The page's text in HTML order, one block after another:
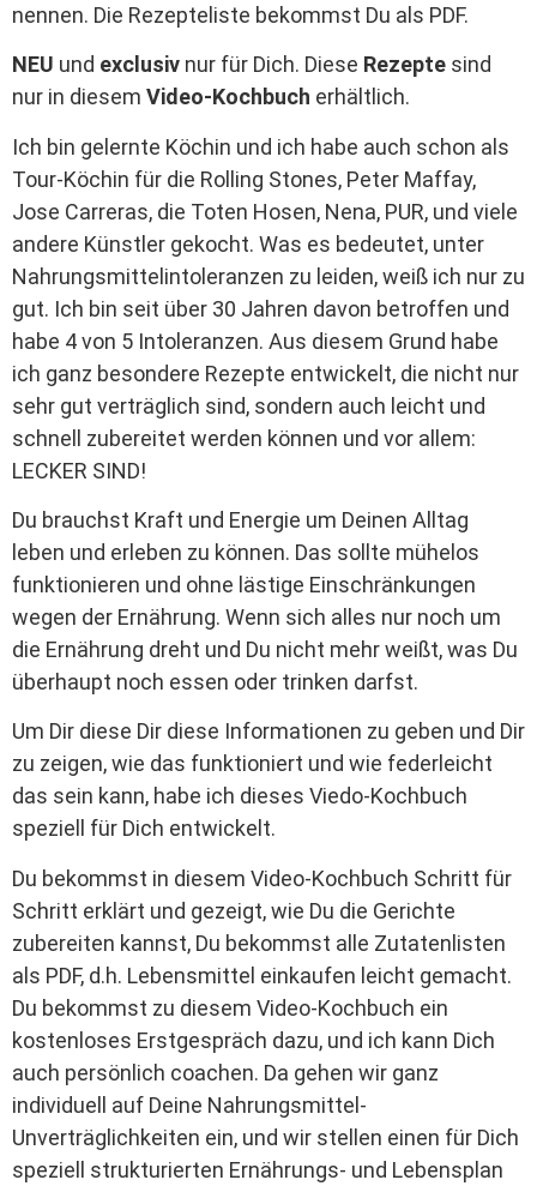
nennen. Die Rezepteliste bekommst Du als PDF.
NEU und exclusiv nur für Dich. Diese Rezepte sind
nur in diesem Video-Kochbuch erhältlich.
Ich bin gelernte Köchin und ich habe auch schon als
Tour-Köchin für die Rolling Stones, Peter Maffay,
Jose Carreras, die Toten Hosen, Nena, PUR, und viele
andere Künstler gekocht. Was es bedeutet, unter
Nahrungsmittelintoleranzen zu leiden, weiß ich nur zu
gut. Ich bin seit über 30 Jahren davon betroffen und
habe 4 von 5 Intoleranzen. Aus diesem Grund habe
ich ganz besondere Rezepte entwickelt, die nicht nur
sehr gut verträglich sind, sondern auch leicht und
schnell zubereitet werden können und vor allem:
LECKER SIND!
Du brauchst Kraft und Energie um Deinen Alltag
leben und erleben zu können. Das sollte mühelos
funktionieren und ohne lästige Einschränkungen
wegen der Ernährung. Wenn sich alles nur noch um
die Ernährung dreht und Du nicht mehr weißt, was Du
überhaupt noch essen oder trinken darfst.
Um Dir diese Dir diese Informationen zu geben und Dir
zu zeigen, wie das funktioniert und wie federleicht
das sein kann, habe ich dieses Viedo-Kochbuch
speziell für Dich entwickelt.
Du bekommst in diesem Video-Kochbuch Schritt für
Schritt erklärt und gezeigt, wie Du die Gerichte
zubereiten kannst, Du bekommst alle Zutatenlisten
als PDF, d.h. Lebensmittel einkaufen leicht gemacht.
Du bekommst zu diesem Video-Kochbuch ein
kostenloses Erstgespräch dazu, und ich kann Dich
auch persönlich coachen. Da gehen wir ganz
individuell auf Deine Nahrungsmittel-
Unverträglichkeiten ein, und wir stellen einen für Dich
speziell strukturierten Ernährungs- und Lebensplan